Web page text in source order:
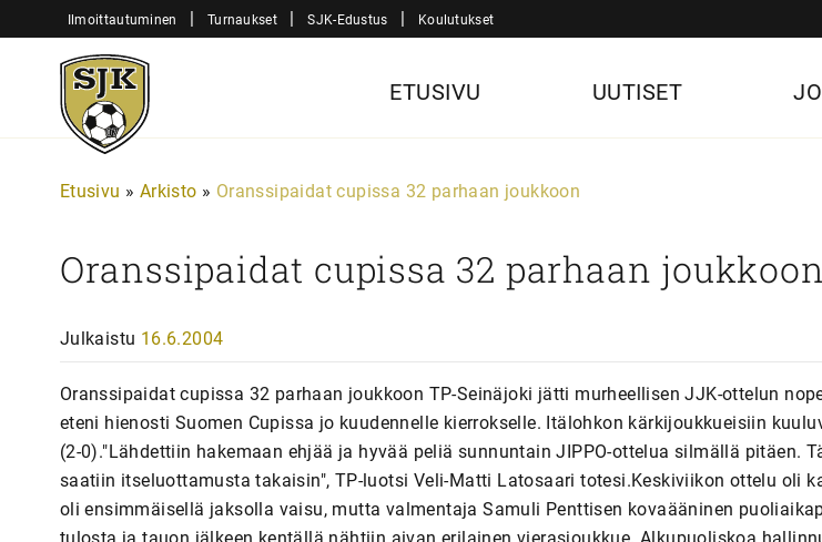
sisältöön
Ilmoittautuminen | Turnaukset | SJK-Edustus | Koulutukset
Sjk-
Juniorit
ETUSIVU UUTISET
Etusivu » Arkisto » Oranssipaidat cupissa 32 parhaan joukkoon
Oranssipaidat cupissa 32 parhaan joukkoon
Julkaistu 16.6.2004
Oranssipaidat cupissa 32 parhaan joukkoon TP-Seinäjoki jätti murheellisen JJK-ottelun
eteni hienosti Suomen Cupissa jo kuudennelle kierrokselle. Itälohkon kärkijoukkueisiin
(2-0)."Lähdettiin hakemaan ehjää ja hyvää peliä sunnuntain JIPPO-ottelua silmällä pitäen.
saatiin itseluottamusta takaisin", TP-luotsi Veli-Matti Latosaari totesi.Keskiviikon ottelu oli
oli ensimmäisellä jaksolla vaisu, mutta valmentaja Samuli Penttisen kovaääninen